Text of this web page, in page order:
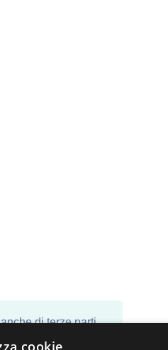
di terze parti,
in linea con le tue
cookie